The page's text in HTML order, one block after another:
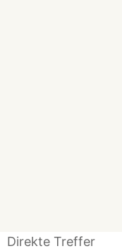
Direkte Treffer